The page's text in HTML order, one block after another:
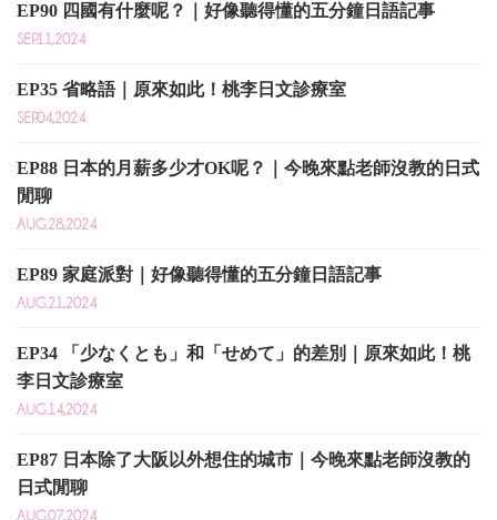
EP90 四國有什麼呢？｜好像聽得懂的五分鐘日語記事
SEP.11,2024
EP35 省略語｜原來如此！桃李日文診療室
SEP.04,2024
EP88 日本的月薪多少才OK呢？｜今晚來點老師沒教的日式
閒聊
AUG.28,2024
EP89 家庭派對｜好像聽得懂的五分鐘日語記事
AUG.21,2024
EP34 「少なくとも」和「せめて」的差別｜原來如此！桃
李日文診療室
AUG.14,2024
EP87 日本除了大阪以外想住的城市｜今晚來點老師沒教的
日式閒聊
AUG.07,2024